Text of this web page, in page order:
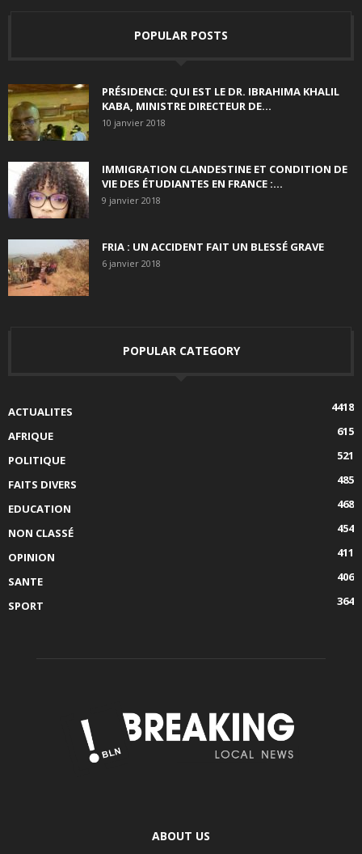
POPULAR POSTS
PRÉSIDENCE: QUI EST LE DR. IBRAHIMA KHALIL
KABA, MINISTRE DIRECTEUR DE...
10 janvier 2018
IMMIGRATION CLANDESTINE ET CONDITION DE
VIE DES ÉTUDIANTES EN FRANCE :...
9 janvier 2018
FRIA : UN ACCIDENT FAIT UN BLESSÉ GRAVE
6 janvier 2018
POPULAR CATEGORY
ACTUALITES
4418
AFRIQUE
615
POLITIQUE
521
FAITS DIVERS
485
EDUCATION
468
NON CLASSÉ
454
OPINION
411
SANTE
406
SPORT
364
ABOUT US